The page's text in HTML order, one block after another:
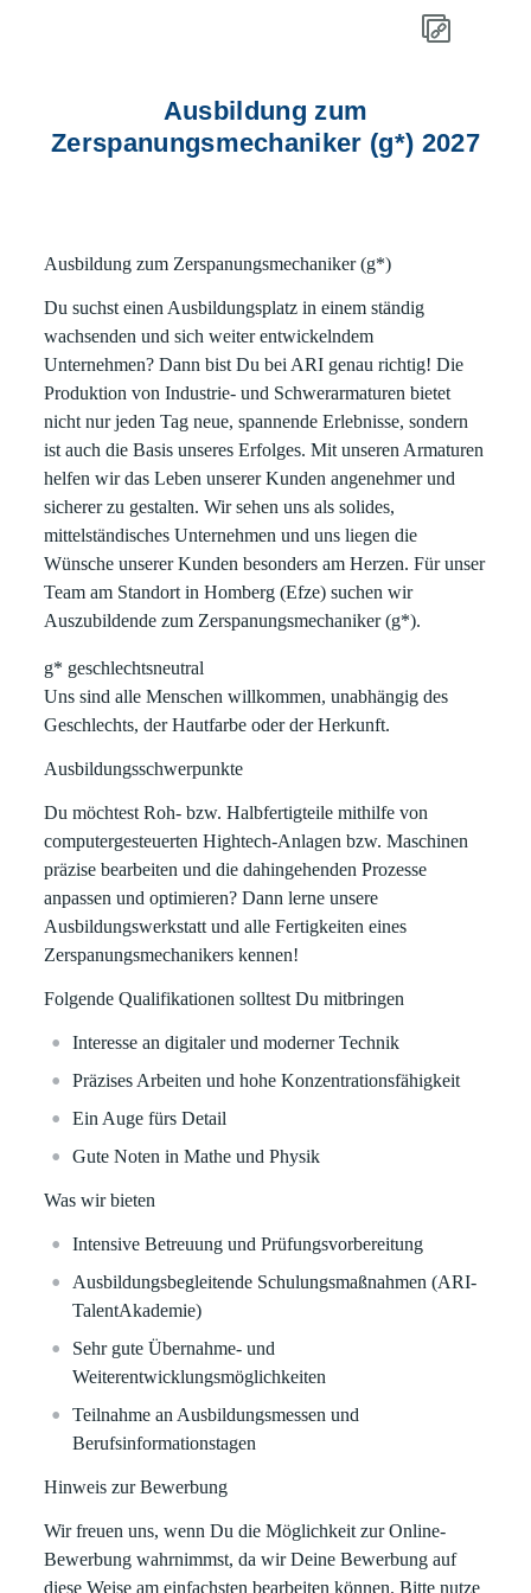
Ausbildung zum
Zerspanungsmechaniker (g*) 2027
Ausbildung zum Zerspanungsmechaniker (g*)
Du suchst einen Ausbildungsplatz in einem ständig
wachsenden und sich weiter entwickelndem
Unternehmen? Dann bist Du bei ARI genau richtig! Die
Produktion von Industrie- und Schwerarmaturen bietet
nicht nur jeden Tag neue, spannende Erlebnisse, sondern
ist auch die Basis unseres Erfolges. Mit unseren Armaturen
helfen wir das Leben unserer Kunden angenehmer und
sicherer zu gestalten. Wir sehen uns als solides,
mittelständisches Unternehmen und uns liegen die
Wünsche unserer Kunden besonders am Herzen. Für unser
Team am Standort in Homberg (Efze) suchen wir
Auszubildende zum Zerspanungsmechaniker (g*).
g* geschlechtsneutral
Uns sind alle Menschen willkommen, unabhängig des
Geschlechts, der Hautfarbe oder der Herkunft.
Ausbildungsschwerpunkte
Du möchtest Roh- bzw. Halbfertigteile mithilfe von
computergesteuerten Hightech-Anlagen bzw. Maschinen
präzise bearbeiten und die dahingehenden Prozesse
anpassen und optimieren? Dann lerne unsere
Ausbildungswerkstatt und alle Fertigkeiten eines
Zerspanungsmechanikers kennen!
Folgende Qualifikationen solltest Du mitbringen
Interesse an digitaler und moderner Technik
Präzises Arbeiten und hohe Konzentrationsfähigkeit
Ein Auge fürs Detail
Gute Noten in Mathe und Physik
Was wir bieten
Intensive Betreuung und Prüfungsvorbereitung
Ausbildungsbegleitende Schulungsmaßnahmen (ARI-
TalentAkademie)
Sehr gute Übernahme- und
Weiterentwicklungsmöglichkeiten
Teilnahme an Ausbildungsmessen und
Berufsinformationstagen
Hinweis zur Bewerbung
Wir freuen uns, wenn Du die Möglichkeit zur Online-
Bewerbung wahrnimmst, da wir Deine Bewerbung auf
diese Weise am einfachsten bearbeiten können. Bitte nutze